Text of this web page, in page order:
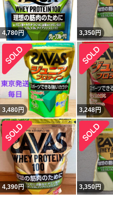
4,780円 3,350円
3,480円 3,248円
4,390円 3,350円